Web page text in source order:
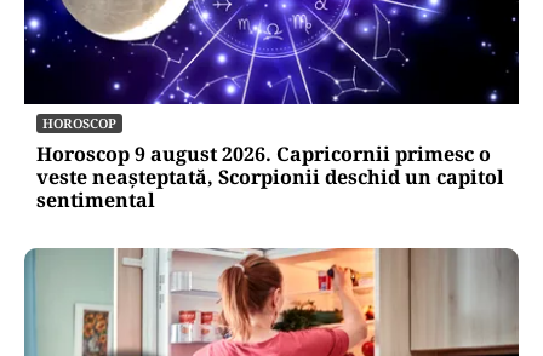
HOROSCOP
Horoscop 9 august 2026. Capricornii primesc o
veste neașteptată, Scorpionii deschid un capitol
sentimental